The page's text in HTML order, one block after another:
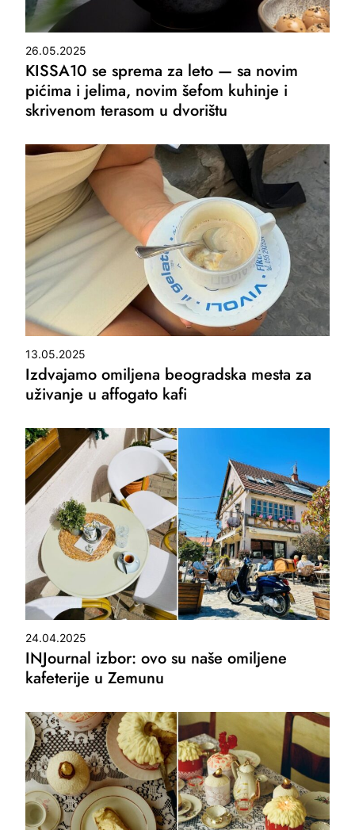
26.05.2025
KISSA10 se sprema za leto — sa novim
pićima i jelima, novim šefom kuhinje i
skrivenom terasom u dvorištu
13.05.2025
Izdvajamo omiljena beogradska mesta za
uživanje u affogato kafi
24.04.2025
INJournal izbor: ovo su naše omiljene
kafeterije u Zemunu